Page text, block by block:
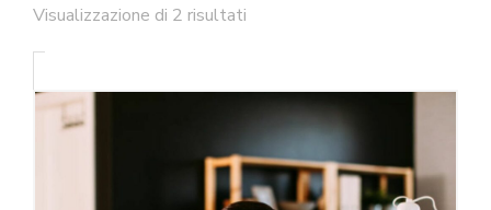
Visualizzazione di 2 risultati